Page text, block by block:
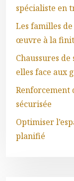
spécialiste en
Les familles
œuvre à la
Chaussures
elles face aux
Renforcement
sécurisée
Optimiser
planifié